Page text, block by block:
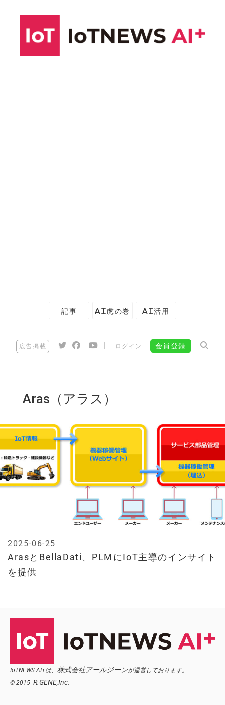
記事 AI虎の巻 AI活用
広告掲載 ログイン 会員登録
Aras（アラス）
ArasとBellaDati、PLMにIoT主導のインサイト
を提供
2025-06-25
IoTNEWS AI+は、 株式会社アールジーンが運営しております。
© 2015- R.GENE,Inc.